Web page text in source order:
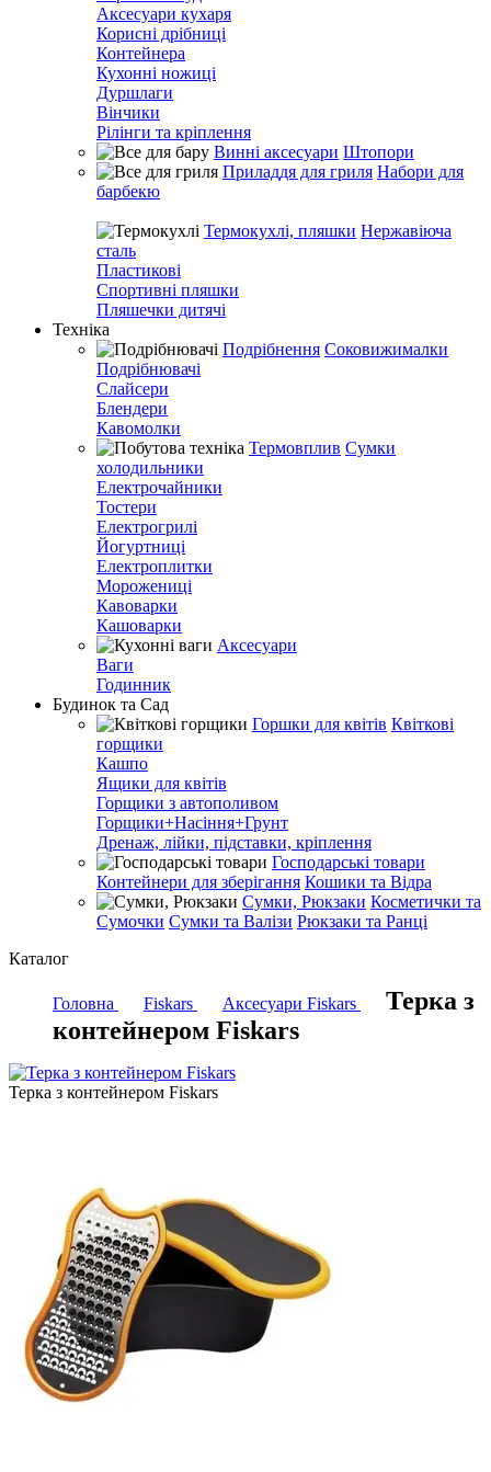
Аксесуари кухаря
Корисні дрібниці
Контейнера
Кухонні ножиці
Дуршлаги
Вінчики
Рілінги та кріплення
Винні аксесуари Штопори
Приладдя для гриля Набори для
барбекю
Термокухлі, пляшки Нержавіюча
сталь
Пластикові
Спортивні пляшки
Пляшечки дитячі
Техніка
Подрібнення Соковижималки
Подрібнювачі
Слайсери
Блендери
Кавомолки
Термовплив Сумки
холодильники
Електрочайники
Тостери
Електрогрилі
Йогуртниці
Електроплитки
Морожениці
Кавоварки
Кашоварки
Аксесуари
Ваги
Годинник
Будинок та Сад
Горшки для квітів Квіткові
горщики
Кашпо
Ящики для квітів
Горщики з автополивом
Горщики+Насіння+Грунт
Дренаж, лійки, підставки, кріплення
Господарські товари
Контейнери для зберігання Кошики та Відра
Сумки, Рюкзаки Косметички та
Сумочки Сумки та Валізи Рюкзаки та Ранці
Каталог
Головна Fiskars Аксесуари Fiskars
Терка з
контейнером Fiskars
Терка з контейнером Fiskars